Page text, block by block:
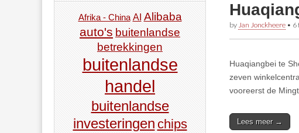
by Jan Jonckheere • 6
Huaqiangbei te
zeven
vooreerst de
Lees meer →
Afrika - China AI Alibaba
auto's buitenlandse
betrekkingen
buitenlandse
handel
buitenlandse
investeringen chips